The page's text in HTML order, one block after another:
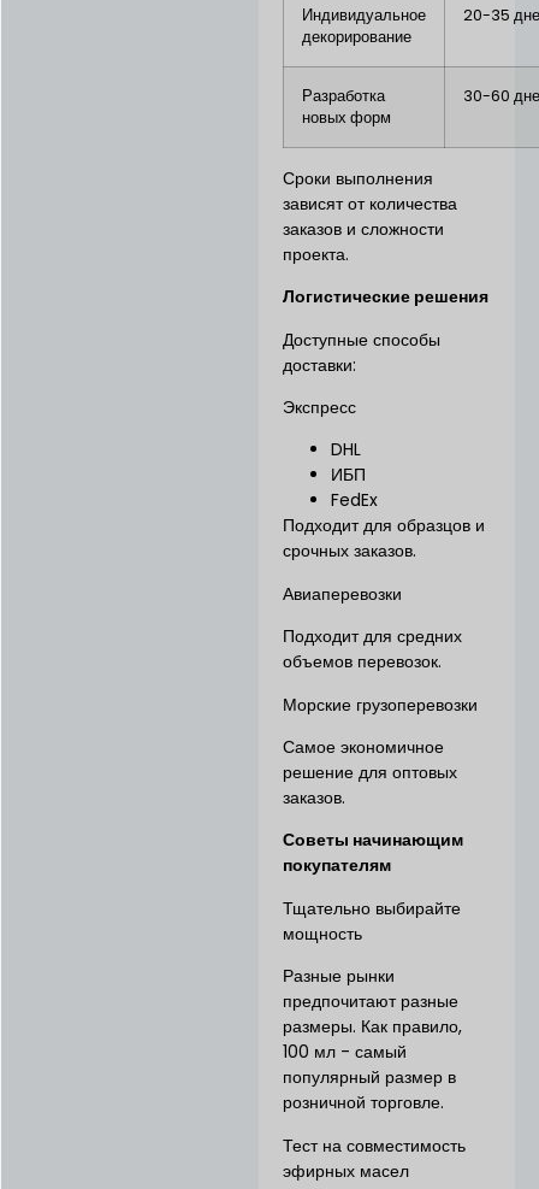
Индивидуальное
декорирование
20-35
Разработка
новых форм
30-60
Сроки выполнения
зависят от количества
заказов и сложности
проекта.
Логистические решения
Доступные способы
доставки:
Экспресс
DHL
ИБП
FedEx
Подходит для образцов и
срочных заказов.
Авиаперевозки
Подходит для средних
объемов перевозок.
Морские грузоперевозки
Самое экономичное
решение для оптовых
заказов.
Советы начинающим
покупателям
Тщательно выбирайте
мощность
Разные рынки
предпочитают разные
размеры. Как правило,
100 мл - самый
популярный размер в
розничной торговле.
Тест на совместимость
эфирных масел